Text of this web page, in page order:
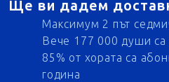
Ще ви дадем
Максимум 2 път
Вече 177 000 души са
85% от хората са
година